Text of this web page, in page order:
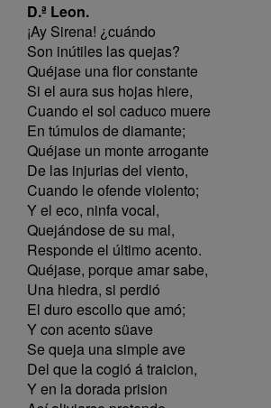
D.ª Leon.
¡Ay Sirena! ¿cuándo
Son inútiles las quejas?
Quéjase una flor constante
Si el aura sus hojas hiere,
Cuando el sol caduco muere
En túmulos de diamante;
Quéjase un monte arrogante
De las injurias del viento,
Cuando le ofende violento;
Y el eco, ninfa vocal,
Quejándose de su mal,
Responde el último acento.
Quéjase, porque amar sabe,
Una hiedra, si perdió
El duro escollo que amó;
Y con acento süave
Se queja una simple ave
Del que la cogió á traicion,
Y en la dorada prision